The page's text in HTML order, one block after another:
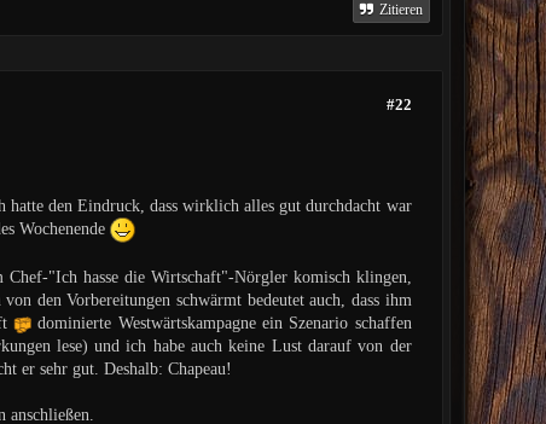
Zitieren
#22
den Eindruck, dass wirklich alles gut durchdacht war
Wochenende
Chef-"Ich hasse die Wirtschaft"-Nörgler komisch klingen,
den Vorbereitungen schwärmt bedeutet auch, dass ihm
dominierte Westwärtskampagne ein Szenario schaffen
lese) und ich habe auch keine Lust darauf von der
er sehr gut. Deshalb: Chapeau!
anschließen.